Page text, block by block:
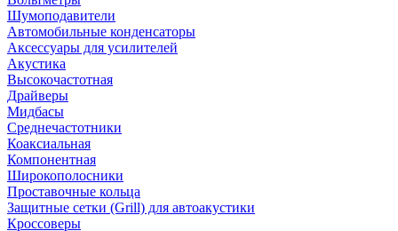
Шумоподавители
Автомобильные конденсаторы
Аксессуары для усилителей
Акустика
Высокочастотная
Драйверы
Мидбасы
Среднечастотники
Коаксиальная
Компонентная
Широкополосники
Проставочные кольца
Защитные сетки (Grill) для автоакустики
Кроссоверы